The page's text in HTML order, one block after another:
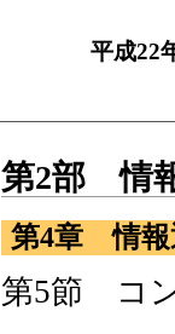
第2部 情
第4章 情報
第5節 コ
平成22